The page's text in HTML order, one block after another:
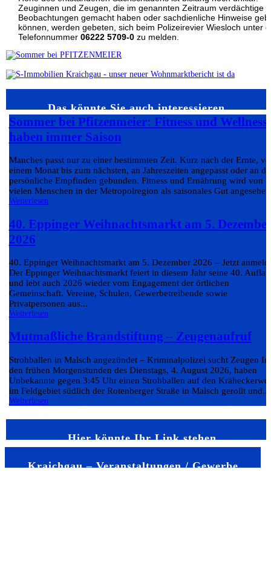
Zeuginnen und Zeugen, die im genannten Zeitraum verdächtige
Beobachtungen gemacht haben oder sachdienliche Hinweise
können, werden gebeten, sich beim Polizeirevier Wiesloch unter
Telefonnummer 06222 5709-0 zu melden.
Das könnte Sie auch interessieren…
Sommer bei Pfitzenmeier: Fitness und Wellness
haben immer Saison
Manches passt nur zu einer bestimmten Zeit. Kurz nach der Ernte,
einem Monat bis zum nächsten, an Jahreszeiten angepasst oder an
persönliche Empfinden gebunden. Fitness und Ernährung wird von
vielen Menschen in der Metropolregion als saisonales Gut
Weiterlesen
40. Eppinger Weihnachtsmarkt am 5.
2026
40. Eppinger Weihnachtsmarkt am 5. Dezember 2026 – Jetzt
Der Eppinger Weihnachtsmarkt feiert in diesem Jahr seine 40.
und lebt auch 2026 wieder vom Engagement der örtlichen
Gemeinschaft. Vereine, Schulen, Gewerbetreibende sowie
Privatpersonen aus...
Weiterlesen
Mutmaßliche Brandstiftung – Zeugenaufruf
Strohballen in Malsch angezündet – Kriminalpolizei sucht Zeugen In
den frühen Morgenstunden des Dienstags, 4. August 2026, haben
Unbekannte gegen 3:45 Uhr einen Strohballen auf den
im Feldgebiet südlich der Rotenberger Straße in Malsch gerollt und...
Weiterlesen
Hier könnte Ihr Link stehen
Kraichgau – Veranstaltungen / Gewerbe